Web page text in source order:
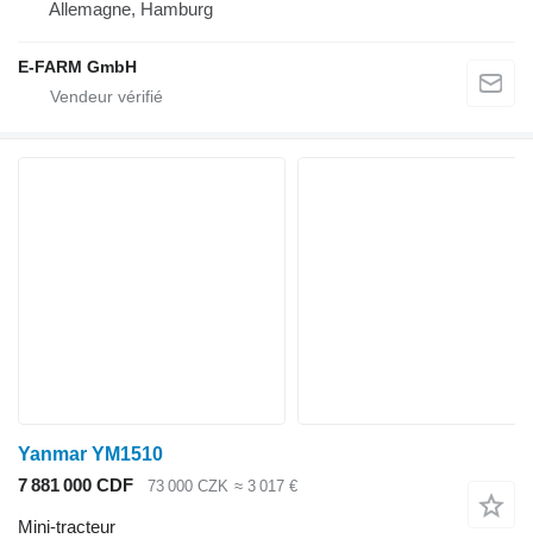
Allemagne, Hamburg
E-FARM GmbH
Yanmar YM1510
7 881 000 CDF
73 000 CZK ≈ 3 017 €
Mini-tracteur